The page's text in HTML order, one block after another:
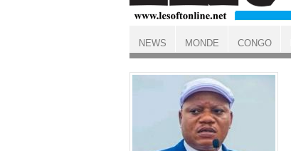
ACCUEIL
NEWS MONDE CONGO